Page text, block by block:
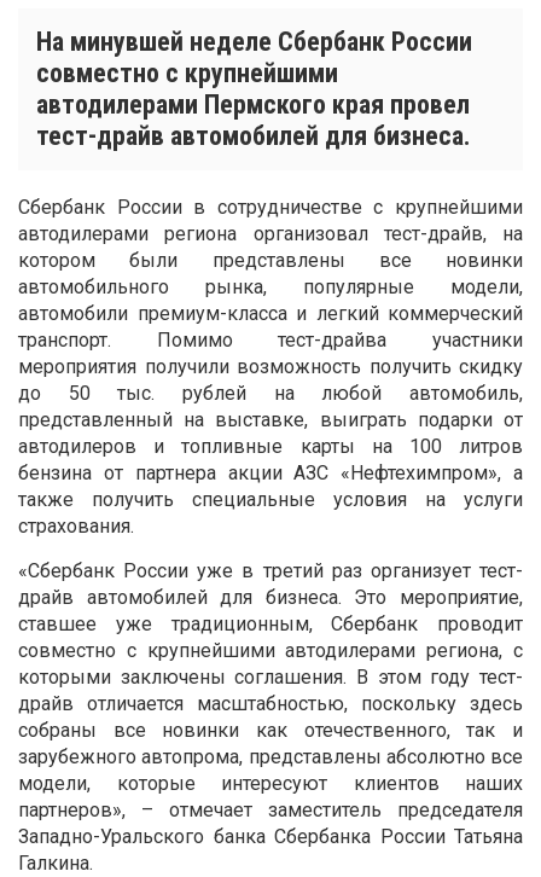
На минувшей неделе Сбербанк России
совместно с крупнейшими
автодилерами Пермского края провел
тест-драйв автомобилей для бизнеса.
Сбербанк России в сотрудничестве с крупнейшими
автодилерами региона организовал тест-драйв, на
котором были представлены все новинки
автомобильного рынка, популярные модели,
автомобили премиум-класса и легкий коммерческий
транспорт. Помимо тест-драйва участники
мероприятия получили возможность получить скидку
до 50 тыс. рублей на любой автомобиль,
представленный на выставке, выиграть подарки от
автодилеров и топливные карты на 100 литров
бензина от партнера акции АЗС «Нефтехимпром», а
также получить специальные условия на услуги
страхования.
«Сбербанк России уже в третий раз организует тест-
драйв автомобилей для бизнеса. Это мероприятие,
ставшее уже традиционным, Сбербанк проводит
совместно с крупнейшими автодилерами региона, с
которыми заключены соглашения. В этом году тест-
драйв отличается масштабностью, поскольку здесь
собраны все новинки как отечественного, так и
зарубежного автопрома, представлены абсолютно все
модели, которые интересуют клиентов наших
партнеров», – отмечает заместитель председателя
Западно-Уральского банка Сбербанка России Татьяна
Галкина.